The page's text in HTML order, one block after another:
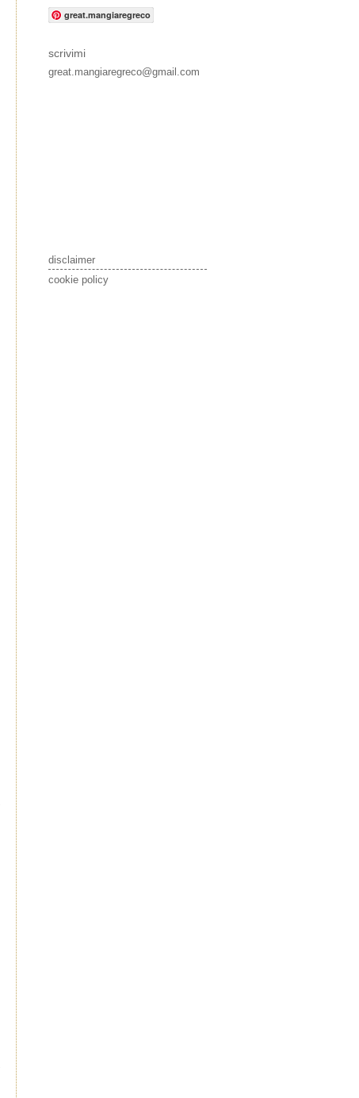
great.mangiaregreco
scrivimi
great.mangiaregreco@gmail.com
disclaimer
cookie policy